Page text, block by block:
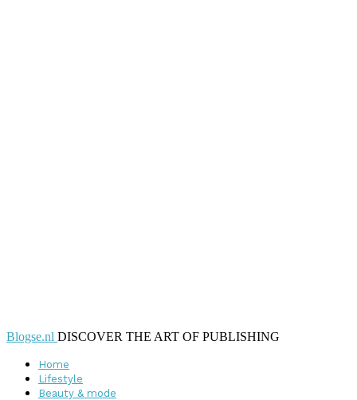
Blogse.nl DISCOVER THE ART OF PUBLISHING
Home
Lifestyle
Beauty & mode